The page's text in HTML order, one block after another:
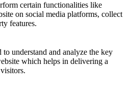
certain functionalities like
on social media platforms, collect
features.
to understand and analyze the key
which helps in delivering a